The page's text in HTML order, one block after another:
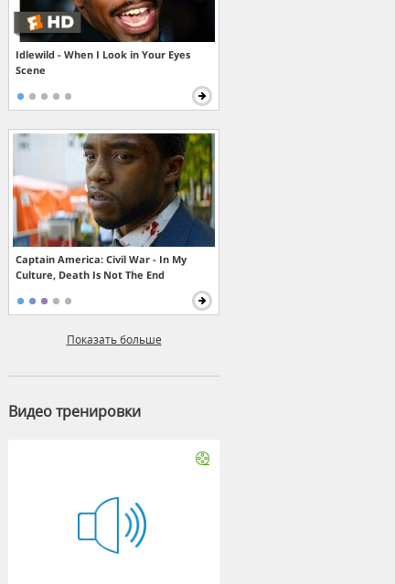
Idlewild - When I Look in Your Eyes
Scene
Captain America: Civil War - In My
Culture, Death Is Not The End
Показать больше
Видео тренировки